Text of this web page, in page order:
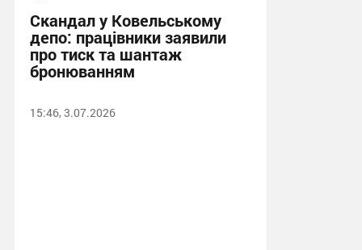
Скандал у Ковельському
депо: працівники заявили
про тиск та шантаж
бронюванням
15:46, 3.07.2026